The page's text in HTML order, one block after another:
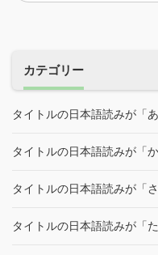
カテゴリー
タイトルの日本語読みが「
タイトルの日本語読みが「
タイトルの日本語読みが「
タイトルの日本語読みが「